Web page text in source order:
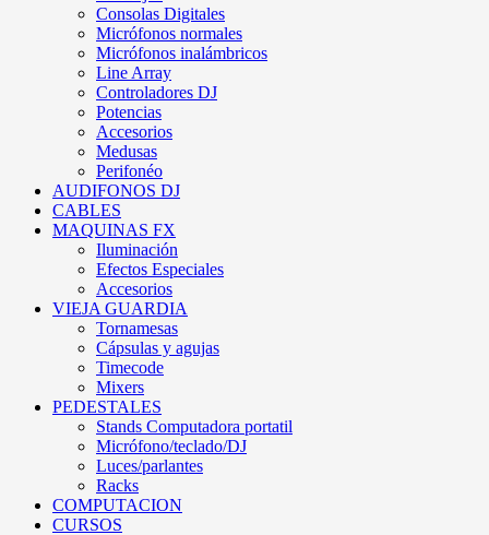
Consolas Digitales
Micrófonos normales
Micrófonos inalámbricos
Line Array
Controladores DJ
Potencias
Accesorios
Medusas
Perifonéo
AUDIFONOS DJ
CABLES
MAQUINAS FX
Iluminación
Efectos Especiales
Accesorios
VIEJA GUARDIA
Tornamesas
Cápsulas y agujas
Timecode
Mixers
PEDESTALES
Stands Computadora portatil
Micrófono/teclado/DJ
Luces/parlantes
Racks
COMPUTACION
CURSOS